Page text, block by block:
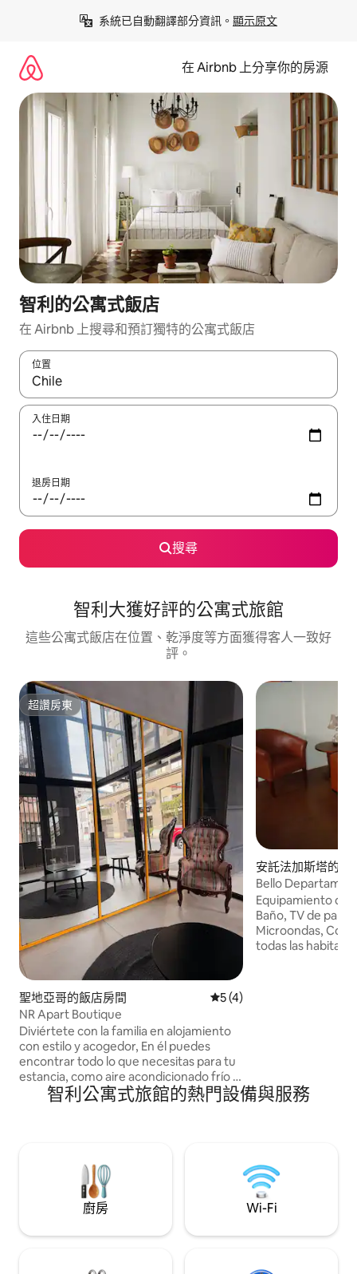
系統已自動翻譯部分資訊。 顯示原文
在 Airbnb 上分享你的房源
智利的公寓式飯店
在 Airbnb 上搜尋和預訂獨特的公寓式飯店
位置
如有搜尋結果，瀏覽內容時請使用上下箭頭，或輕點、滑動裝置。
入住日期
退房日期
搜尋
智利大獲好評的公寓式旅館
這些公寓式飯店在位置、乾淨度等方面獲得客人一致好
評。
超讚房東
超讚房東
聖地亞哥的飯店房間 從 4 則評價中獲得 5 的平
5 (4)
NR Apart Boutique
Diviértete con la familia en alojamiento
con estilo y acogedor, En él puedes
encontrar todo lo que necesitas para tu
estancia, como aire acondicionado frío /
calor, utensilio de cocina, vajilla , ropa de
cama , toallas y más ! WIFI COMO
matrimonial. En sala disponen de un sofá
cama ! Se aclarar que el sofá cama es
para 1 persona adulta o 2 niños! ,
Estacionamiento con reserva
安託法加斯塔的飯
Bello
Equipamiento de
Baño, TV de
Microondas, Cocina Hay WiFi
todas las
智利公寓式旅館的熱門設備與服務
廚房 Wi-Fi